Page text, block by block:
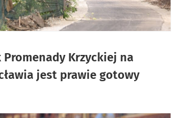
Krzyckiej na
jest prawie gotowy